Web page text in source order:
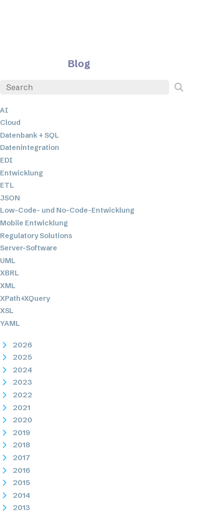
Blog
AI
Cloud
Datenbank + SQL
Datenintegration
EDI
Entwicklung
ETL
JSON
Low-Code- und No-Code-Entwicklung
Mobile Entwicklung
Regulatory Solutions
Server-Software
UML
XBRL
XML
XPath+XQuery
XSL
YAML
2026
2025
2024
2023
2022
2021
2020
2019
2018
2017
2016
2015
2014
2013